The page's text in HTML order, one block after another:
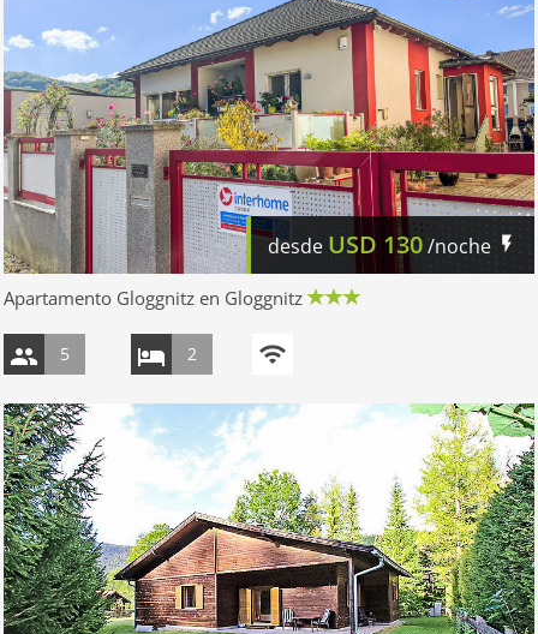
desde USD 130/noche
Apartamento Gloggnitz en Gloggnitz
5 2